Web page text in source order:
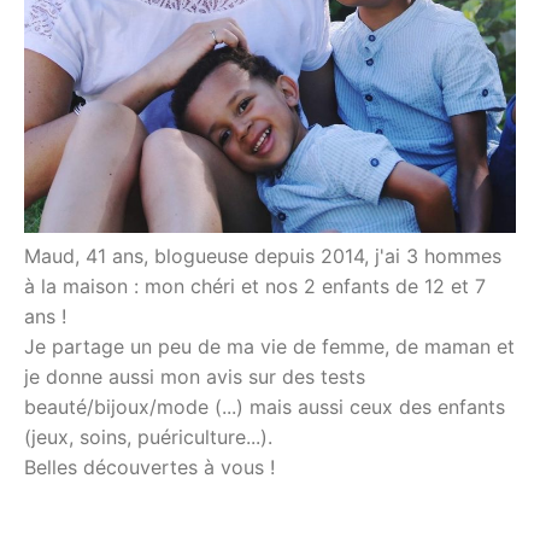
Maud, 41 ans, blogueuse depuis 2014, j'ai 3 hommes
à la maison : mon chéri et nos 2 enfants de 12 et 7
ans !
Je partage un peu de ma vie de femme, de maman et
je donne aussi mon avis sur des tests
beauté/bijoux/mode (...) mais aussi ceux des enfants
(jeux, soins, puériculture...).
Belles découvertes à vous !